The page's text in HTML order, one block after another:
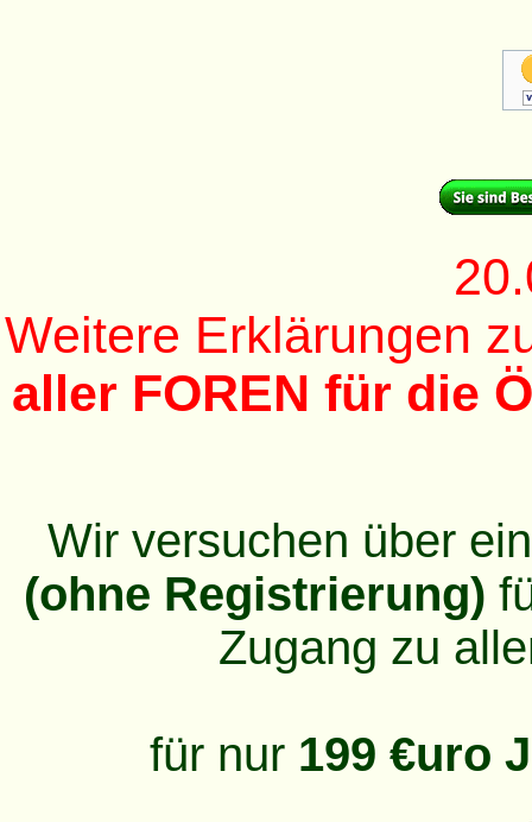
Weitere Erklärungen
aller FOREN für die
Wir versuchen über
(ohne Registrierung)
Zugang zu
für nur 199 €uro